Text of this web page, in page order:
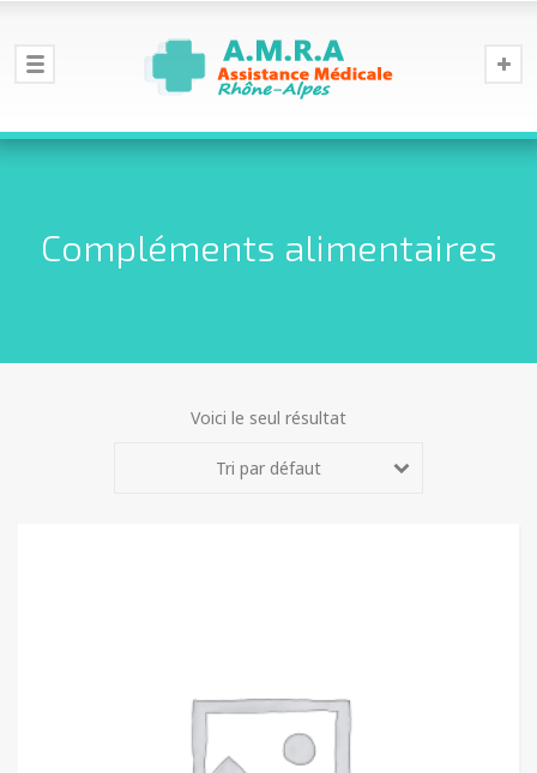
Compléments alimentaires
Voici le seul résultat
Tri par défaut